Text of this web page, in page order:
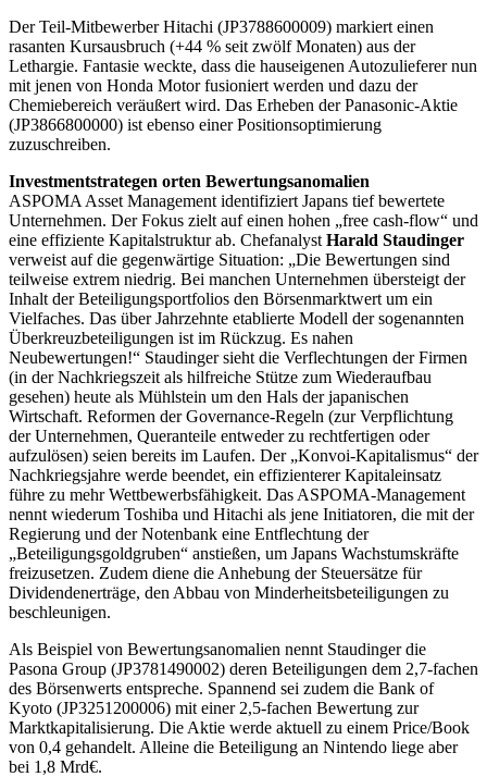
Der Teil-Mitbewerber Hitachi (JP3788600009) markiert einen
rasanten Kursausbruch (+44 % seit zwölf Monaten) aus der
Lethargie. Fantasie weckte, dass die hauseigenen Autozulieferer nun
mit jenen von Honda Motor fusioniert werden und dazu der
Chemiebereich veräußert wird. Das Erheben der Panasonic-Aktie
(JP3866800000) ist ebenso einer Positionsoptimierung
zuzuschreiben.
Investmentstrategen orten Bewertungsanomalien
ASPOMA Asset Management identifiziert Japans tief bewertete
Unternehmen. Der Fokus zielt auf einen hohen „free cash-flow“ und
eine effiziente Kapitalstruktur ab. Chefanalyst Harald Staudinger
verweist auf die gegenwärtige Situation: „Die Bewertungen sind
teilweise extrem niedrig. Bei manchen Unternehmen übersteigt der
Inhalt der Beteiligungsportfolios den Börsenmarktwert um ein
Vielfaches. Das über Jahrzehnte etablierte Modell der sogenannten
Überkreuzbeteiligungen ist im Rückzug. Es nahen
Neubewertungen!“ Staudinger sieht die Verflechtungen der Firmen
(in der Nachkriegszeit als hilfreiche Stütze zum Wiederaufbau
gesehen) heute als Mühlstein um den Hals der japanischen
Wirtschaft. Reformen der Governance-Regeln (zur Verpflichtung
der Unternehmen, Queranteile entweder zu rechtfertigen oder
aufzulösen) seien bereits im Laufen. Der „Konvoi-Kapitalismus“ der
Nachkriegsjahre werde beendet, ein effizienterer Kapitaleinsatz
führe zu mehr Wettbewerbsfähigkeit. Das ASPOMA-Management
nennt wiederum Toshiba und Hitachi als jene Initiatoren, die mit der
Regierung und der Notenbank eine Entflechtung der
„Beteiligungsgoldgruben“ anstießen, um Japans Wachstumskräfte
freizusetzen. Zudem diene die Anhebung der Steuersätze für
Dividendenerträge, den Abbau von Minderheitsbeteiligungen zu
beschleunigen.
Als Beispiel von Bewertungsanomalien nennt Staudinger die
Pasona Group (JP3781490002) deren Beteiligungen dem 2,7-fachen
des Börsenwerts entspreche. Spannend sei zudem die Bank of
Kyoto (JP3251200006) mit einer 2,5-fachen Bewertung zur
Marktkapitalisierung. Die Aktie werde aktuell zu einem Price/Book
von 0,4 gehandelt. Alleine die Beteiligung an Nintendo liege aber
bei 1,8 Mrd€.